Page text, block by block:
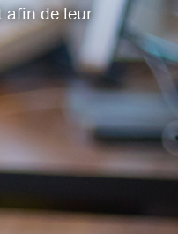
afin de leur